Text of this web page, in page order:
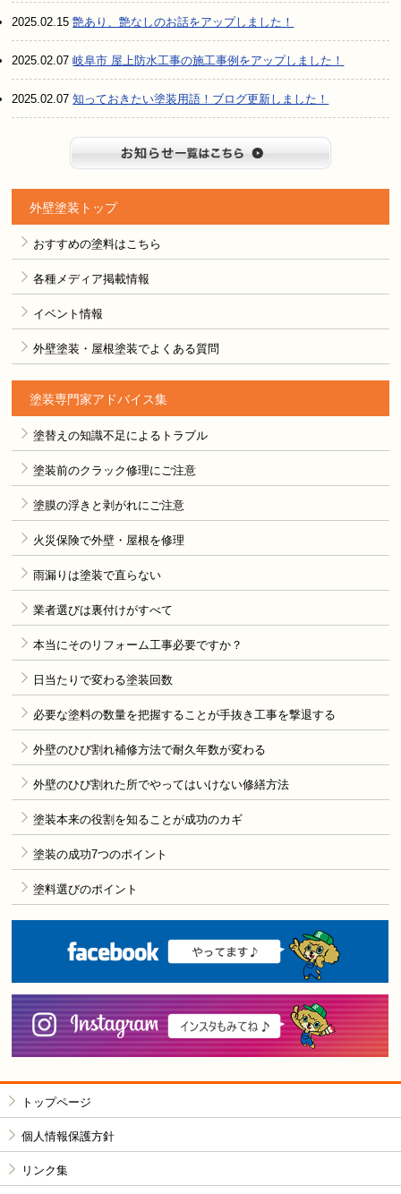
2025.02.15艶あり、艶なしのお話をアップしました！
2025.02.07岐阜市 屋上防水工事の施工事例をアップしました！
2025.02.07知っておきたい塗装用語！ブログ更新しました！
外壁塗装トップ
おすすめの塗料はこちら
各種メディア掲載情報
イベント情報
外壁塗装・屋根塗装でよくある質問
塗装専門家アドバイス集
塗替えの知識不足によるトラブル
塗装前のクラック修理にご注意
塗膜の浮きと剥がれにご注意
火災保険で外壁・屋根を修理
雨漏りは塗装で直らない
業者選びは裏付けがすべて
本当にそのリフォーム工事必要ですか？
日当たりで変わる塗装回数
必要な塗料の数量を把握することが手抜き工事を撃退する
外壁のひび割れ補修方法で耐久年数が変わる
外壁のひび割れた所でやってはいけない修繕方法
塗装本来の役割を知ることが成功のカギ
塗装の成功7つのポイント
塗料選びのポイント
トップページ
個人情報保護方針
リンク集